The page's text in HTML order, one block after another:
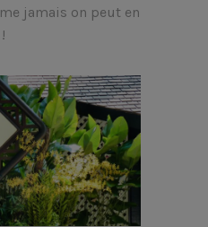
jamais on peut en